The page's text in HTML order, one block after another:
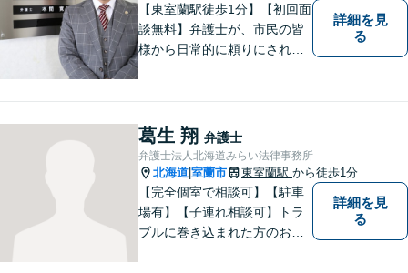
【東室蘭駅徒歩1分】【初回面
談無料】弁護士が、市民の皆
様から日常的に頼りにされる
い未来へと導きます。お気軽
にご相談ください。【駐車場
あり】
詳細を見
る
葛生 翔 弁護士
弁護士法人北海道みらい法律事務所
北海道 室蘭市 東室蘭駅 から徒歩1分
【完全個室で相談可】【駐車
場有】【子連れ相談可】トラ
ブルに巻き込まれた方のお力
詳細を見
る